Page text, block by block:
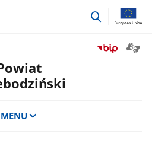
przejdź
Przejdź
MENU